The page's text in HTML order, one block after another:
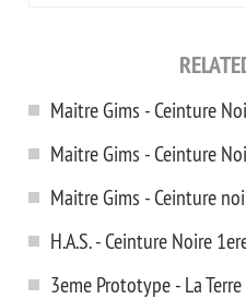
Maitre Gims - Ceinture
Maitre Gims - Ceinture
Maitre Gims - Ceinture
H.A.S. - Ceinture Noire
3eme Prototype - La